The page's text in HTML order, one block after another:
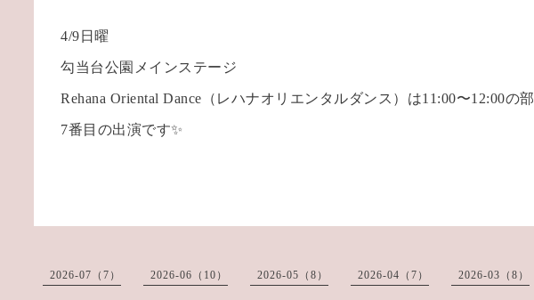
4/9日曜
勾当台公園メインステージ
Rehana Oriental Dance（レハナオリエンタルダンス）は11:00〜12:00の部
7番目の出演です✨
2026-07（7） 2026-06（10） 2026-05（8） 2026-04（7） 2026-03（8）